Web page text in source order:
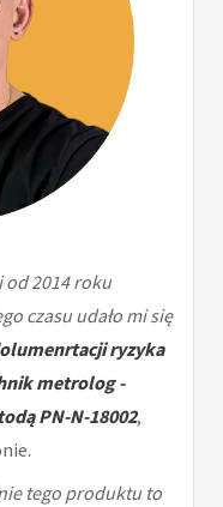
2014 roku
czasu udało mi się
ryzyka
metrolog -
PN-N-18002,
tego produktu to